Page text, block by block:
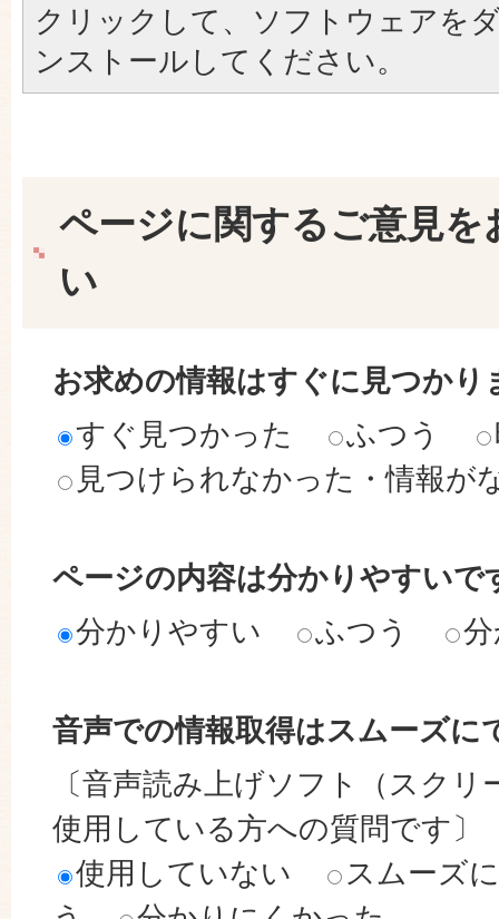
クリックして、ソフトウェアを
ンストールしてください。
ページに関するご意見を
い
お求めの情報はすぐに見つかり
すぐ見つかった
ふつう
見つけられなかった・情報が
ページの内容は分かりやすいで
分かりやすい
ふつう
音声での情報取得はスムーズに
〔音声読み上げソフト（スク
使用している方への質問です〕
使用していない
スムーズ